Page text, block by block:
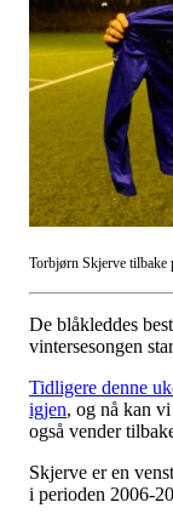
Torbjørn Skjerve tilbake
De blåkleddes
vintersesongen
Tidligere denne
igjen, og nå kan
også vender
Skjerve er en
i perioden 2006-